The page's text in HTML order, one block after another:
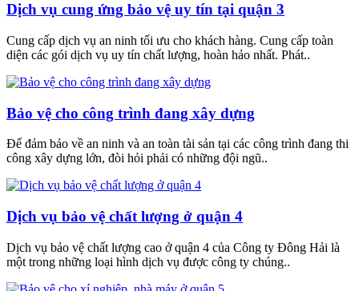
Dịch vụ cung ứng bảo vệ uy tín tại quận 3
Cung cấp dịch vụ an ninh tối ưu cho khách hàng. Cung cấp toàn
diện các gói dịch vụ uy tín chất lượng, hoàn hảo nhất. Phát..
Bảo vệ cho công trình đang xây dựng
Để đảm bảo về an ninh và an toàn tài sản tại các công trình đang thi
công xây dựng lớn, đòi hỏi phải có những đội ngũ..
Dịch vụ bảo vệ chất lượng ở quận 4
Dịch vụ bảo vệ chất lượng cao ở quận 4 của Công ty Đông Hải là
một trong những loại hình dịch vụ được công ty chúng..